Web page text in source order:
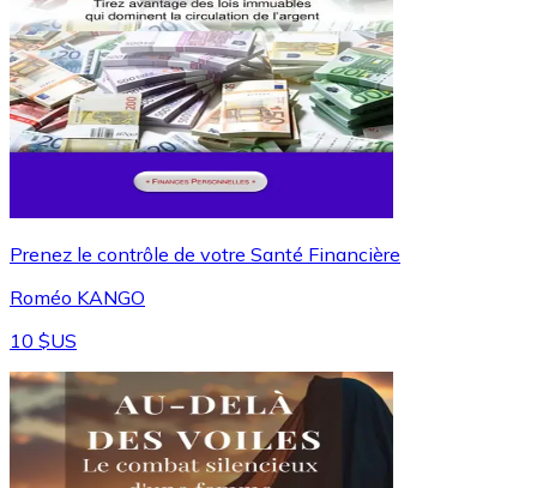
Prenez le contrôle de votre Santé Financière
Roméo KANGO
10 $US